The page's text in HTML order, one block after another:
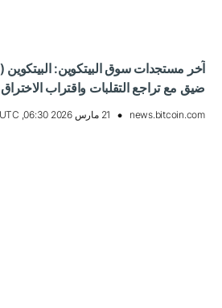
ضيق مع تراجع التقلبات واقتراب الاختراق
news.bitcoin.com 21 مارس 2026 06:30, UTC